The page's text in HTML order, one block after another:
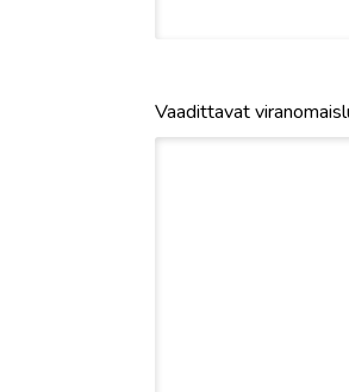
Vaadittavat